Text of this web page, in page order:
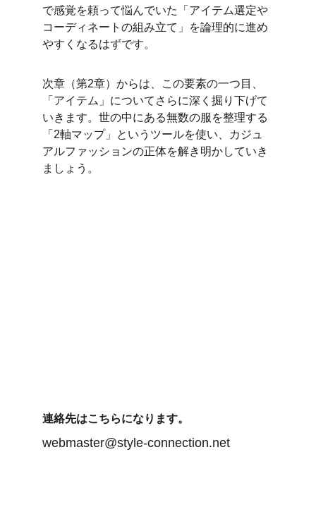
で感覚を頼って悩んでいた「アイテム選定や
コーディネートの組み立て」を論理的に進め
やすくなるはずです。
次章（第2章）からは、この要素の一つ目、
「アイテム」についてさらに深く掘り下げて
いきます。世の中にある無数の服を整理する
「2軸マップ」というツールを使い、カジュ
アルファッションの正体を解き明かしていき
ましょう。
webmaster@style-connection.net
連絡先はこちらになります。